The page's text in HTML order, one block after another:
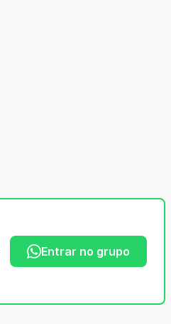
Entrar no grupo